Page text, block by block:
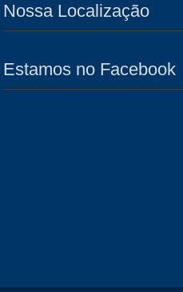
Nossa Localização
Estamos no Facebook